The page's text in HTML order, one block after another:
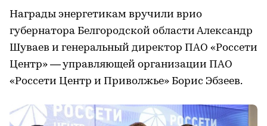
Награды энергетикам вручили врио
губернатора Белгородской области Александр
Шуваев и генеральный директор ПАО «Россети
Центр» — управляющей организации ПАО
«Россети Центр и Приволжье» Борис Эбзеев.